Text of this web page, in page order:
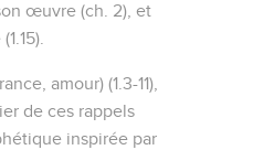
œuvre (ch. 2), et
amour) (1.3-11),
de ces rappels
inspirée par